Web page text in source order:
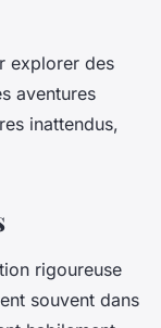
explorer des
aventures
inattendus,
rigoureuse
souvent dans